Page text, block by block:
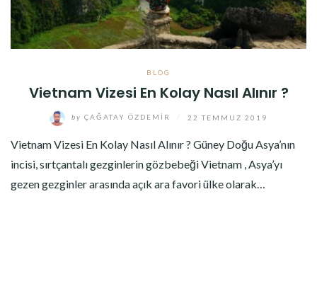
BLOG
Vietnam Vizesi En Kolay Nasıl Alınır ?
by ÇAĞATAY ÖZDEMIR 22 TEMMUZ 2019
Vietnam Vizesi En Kolay Nasıl Alınır ? Güney Doğu Asya’nın
incisi, sırtçantalı gezginlerin gözbebeği Vietnam , Asya’yı
gezen gezginler arasında açık ara favori ülke olarak…